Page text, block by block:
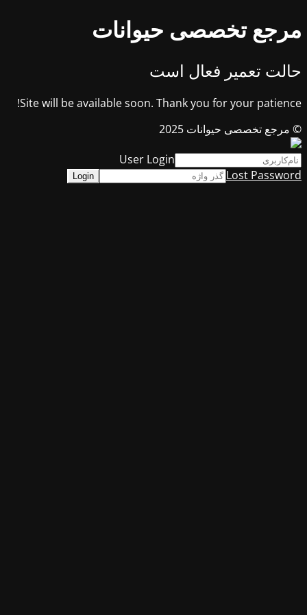
مرجع تخصصی حیوانات
حالت تعمیر فعال است
Site will be available soon. Thank you for your patience!
© مرجع تخصصی حیوانات 2025
User Login
Lost Password